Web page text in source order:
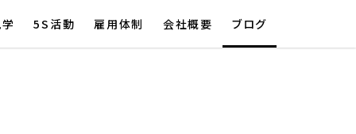
5S活動 雇用体制 会社概要 ブログ